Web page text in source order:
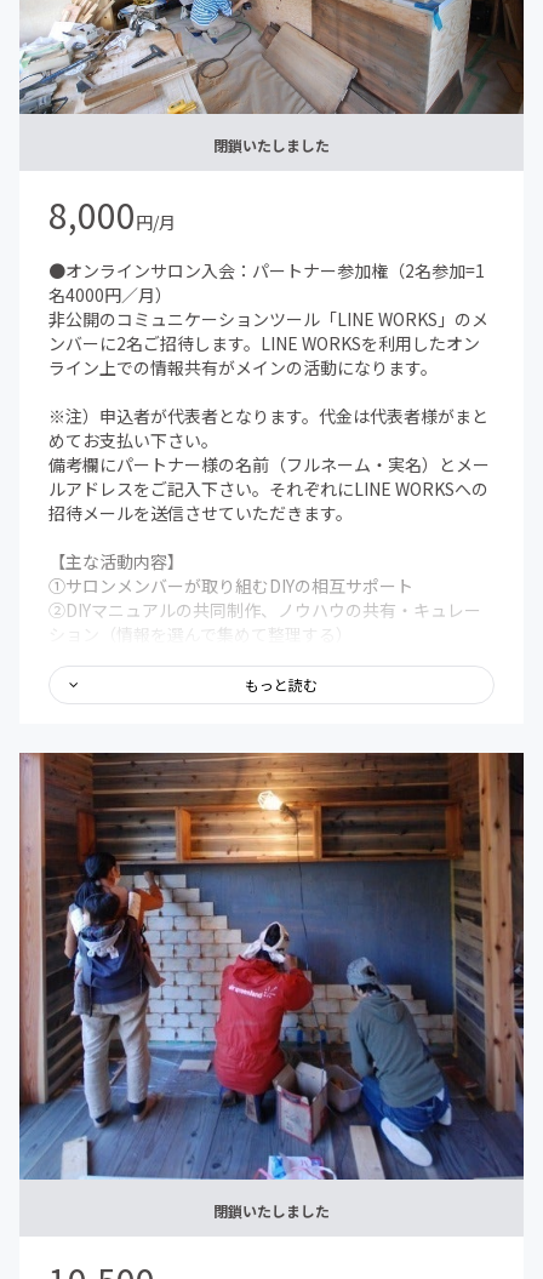
閉鎖いたしました
8,000円/月
●オンラインサロン入会：パートナー参加権（2名参加=1
名4000円／月）
非公開のコミュニケーションツール「LINE WORKS」のメ
ンバーに2名ご招待します。LINE WORKSを利用したオン
ライン上での情報共有がメインの活動になります。
※注）申込者が代表者となります。代金は代表者様がまと
めてお支払い下さい。
備考欄にパートナー様の名前（フルネーム・実名）とメー
ルアドレスをご記入下さい。それぞれにLINE WORKSへの
招待メールを送信させていただきます。
【主な活動内容】
①サロンメンバーが取り組むDIYの相互サポート
②DIYマニュアルの共同制作、ノウハウの共有・キュレー
ション（情報を選んで集めて整理する）
の情報提供
④DIYの図面や見積り、工程表などの資料作成のノウハウ
【不定期開催の活動】
ZoomやLINE WORKSのビデオ通話機能を利用したオンラ
イン上での活動が基本です。いずれは長野県を中心とした
各地でのオフラインの活動の場も設ける予定です。
⑤DIYの共同プロジェクト
⑥アップデート会（会議・交流会）
※オンライン以外の活動の交通費や滞在費、食事代等は、
別途自己負担となります。
もっと読む
閉鎖いたしました